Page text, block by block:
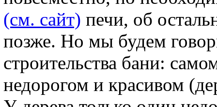
(см. сайт) печи, об
позже. Но мы будем
строительства бани:
недорогом и красивом